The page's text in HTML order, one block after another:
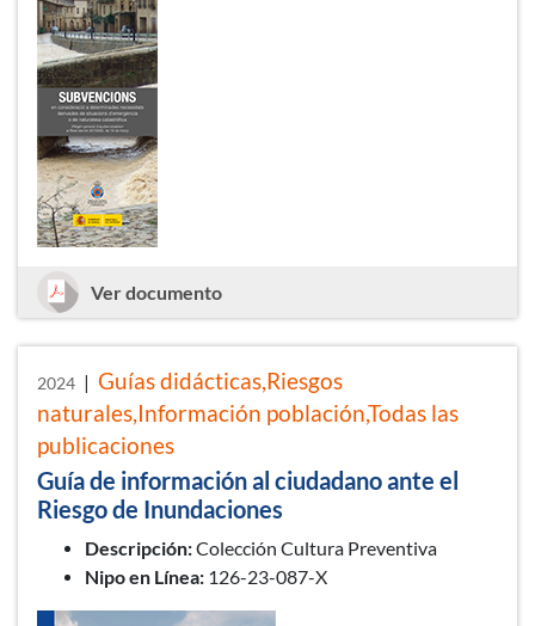
Ver documentoSubvencions
2024 | Guías didácticas,Riesgos
naturales,Información población,Todas las
publicaciones
Guía de información al ciudadano ante el
Riesgo de Inundaciones
Descripción:Colección Cultura Preventiva
Nipo en Línea: 126-23-087-X